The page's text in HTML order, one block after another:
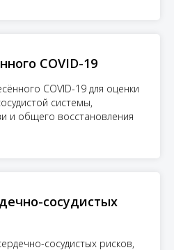
COVID-19
COVID-19 для оценки
системы,
и общего восстановления
сосудистых
сосудистых рисков,